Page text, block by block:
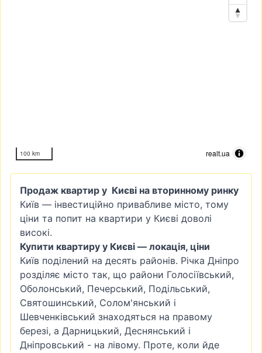
100 km realt.ua
Продаж квартир у Києві на вторинному ринку
Київ — інвестиційно привабливе місто, тому
ціни та попит на квартири у Києві доволі
високі.
Купити квартиру у Києві — локація, ціни
Київ поділений на десять районів. Річка Дніпро
розділяє місто так, що райони Голосіївський,
Оболонський, Печерський, Подільський,
Святошинський, Солом'янський і
Шевченківський знаходяться на правому
березі, а Дарницький, Деснянський і
Дніпровський - на лівому. Проте, коли йде